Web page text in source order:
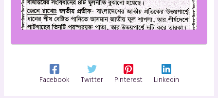
Facebook Twitter Pinterest Linkedin